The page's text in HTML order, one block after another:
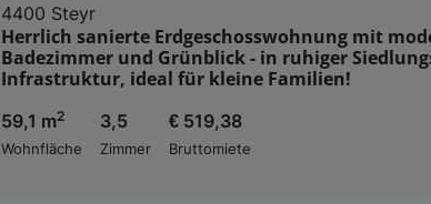
4400 Steyr
Herrlich sanierte Erdgeschosswohnung mit
Badezimmer und Grünblick - in ruhiger
Infrastruktur, ideal für kleine Familien!
59,1 m2
Wohnfläche
3,5
Zimmer
€ 519,38
Bruttomiete